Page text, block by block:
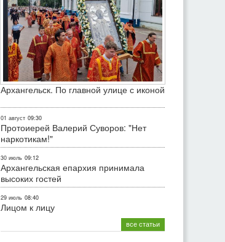
Архангельск. По главной улице с иконой
01 август 09:30
Протоиерей Валерий Суворов: "Нет
наркотикам!"
30 июль 09:12
Архангельская епархия принимала
высоких гостей
29 июль 08:40
Лицом к лицу
все статьи